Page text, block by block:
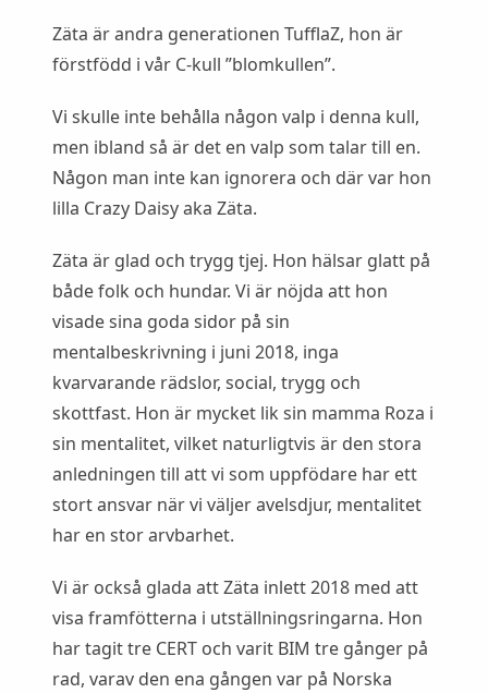
Zäta är andra generationen TufflaZ, hon är
förstfödd i vår C-kull ”blomkullen”.
Vi skulle inte behålla någon valp i denna kull,
men ibland så är det en valp som talar till en.
Någon man inte kan ignorera och där var hon
lilla Crazy Daisy aka Zäta.
Zäta är glad och trygg tjej. Hon hälsar glatt på
både folk och hundar. Vi är nöjda att hon
visade sina goda sidor på sin
mentalbeskrivning i juni 2018, inga
kvarvarande rädslor, social, trygg och
skottfast. Hon är mycket lik sin mamma Roza i
sin mentalitet, vilket naturligtvis är den stora
anledningen till att vi som uppfödare har ett
stort ansvar när vi väljer avelsdjur, mentalitet
har en stor arvbarhet.
Vi är också glada att Zäta inlett 2018 med att
visa framfötterna i utställningsringarna. Hon
har tagit tre CERT och varit BIM tre gånger på
rad, varav den ena gången var på Norska